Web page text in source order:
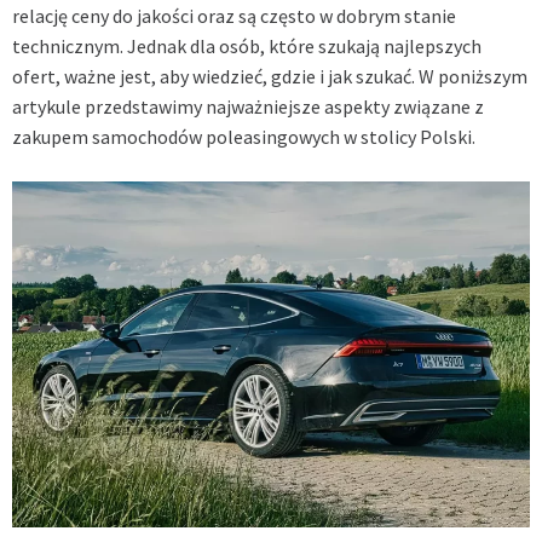
relację ceny do jakości oraz są często w dobrym stanie
technicznym. Jednak dla osób, które szukają najlepszych
ofert, ważne jest, aby wiedzieć, gdzie i jak szukać. W poniższym
artykule przedstawimy najważniejsze aspekty związane z
zakupem samochodów poleasingowych w stolicy Polski.